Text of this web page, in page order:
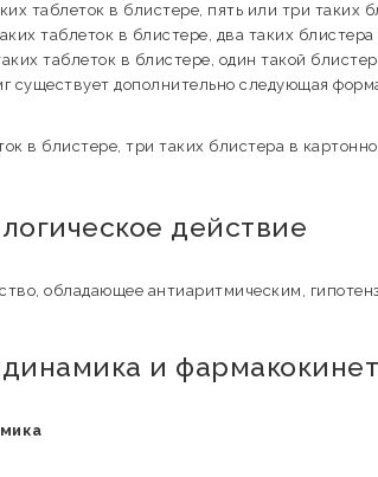
таблеток в блистере, пять или три таких
таблеток в блистере, два таких
таблеток в блистере, один такой
существует дополнительно следующая
в блистере, три таких блистера в
действие
обладающее антиаритмическим,
и